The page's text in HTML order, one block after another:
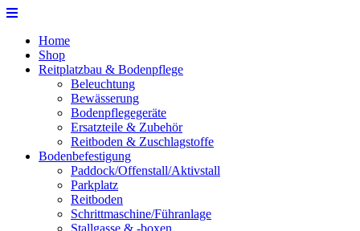
Home
Shop
Reitplatzbau & Bodenpflege
Beleuchtung
Bewässerung
Bodenpflegegeräte
Ersatzteile & Zubehör
Reitboden & Zuschlagstoffe
Bodenbefestigung
Paddock/Offenstall/Aktivstall
Parkplatz
Reitboden
Schrittmaschine/Führanlage
Stallgasse & -boxen